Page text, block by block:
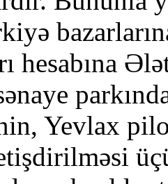
hesabına
Yevlax